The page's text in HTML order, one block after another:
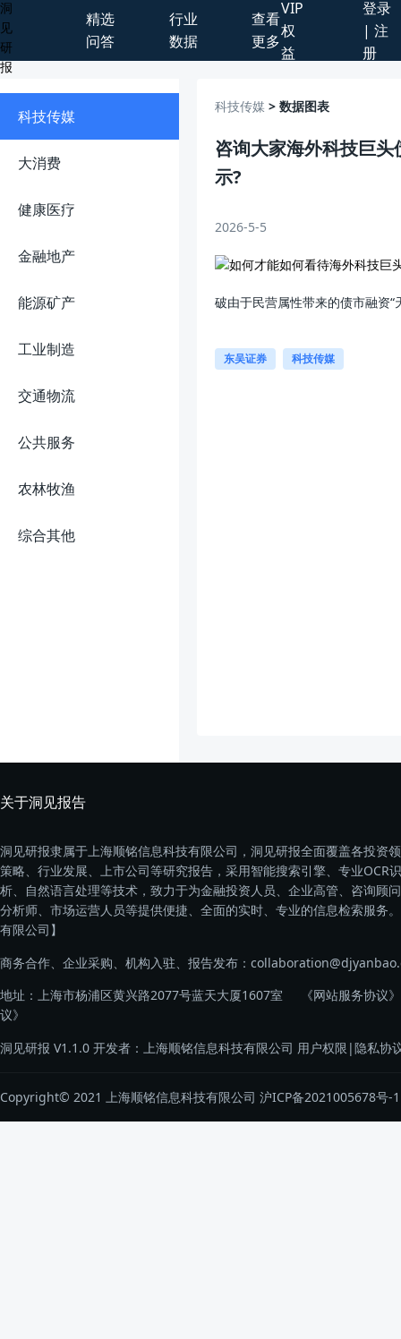
精选
问答
行业
数据
查看
更多
VIP
权
益
登录
| 注
册
科技传媒
大消费
健康医疗
金融地产
能源矿产
工业制造
交通物流
公共服务
农林牧渔
综合其他
科技传媒 > 数据图表
咨询大家海外科技巨
示?
2026-5-5
破由于民营属性带来的债市融资“
东吴证券 科技传媒
关于洞见报告
洞见研报隶属于上海顺铭信息科技有限公司，洞见研报全面覆盖各投资
策略、行业发展、上市公司等研究报告，采用智能搜索引擎、专业OCR
析、自然语言处理等技术，致力于为金融投资人员、企业高管、咨询顾
分析师、市场运营人员等提供便捷、全面的实时、专业的信息检索服务
有限公司】
商务合作、企业采购、机构入驻、报告发布：
地址：上海市杨浦区黄兴路2077号蓝天大厦1607室
《网站服务协议》
议》
洞见研报 V1.1.0 开发者：上海顺铭信息科技有限公司 用户权限 |隐私协
Copyright© 2021 上海顺铭信息科技有限公司 沪ICP备2021005678号-1